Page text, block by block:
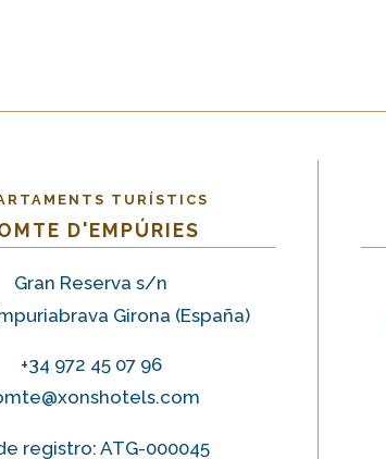
TURÍSTICS
D'EMPÚRIES
Gran Reserva s/n
Girona (España)
+34 972 45 07 96
registro: ATG-000045